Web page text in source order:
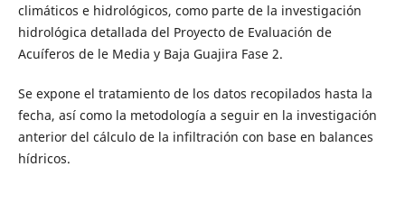
climáticos e hidrológicos, como parte de la investigación
hidrológica detallada del Proyecto de Evaluación de
Acuíferos de le Media y Baja Guajira Fase 2.
Se expone el tratamiento de los datos recopilados hasta la
fecha, así como la metodología a seguir en la investigación
anterior del cálculo de la infiltración con base en balances
hídricos.